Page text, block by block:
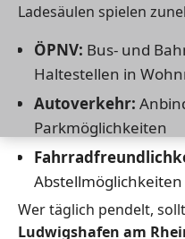
Ladesäulen spielen
ÖPNV: Bus- und
Haltestellen in
Autoverkehr:
Parkmöglichkeiten
Abstellmöglichkeiten
Wer täglich pendelt,
Ludwigshafen am